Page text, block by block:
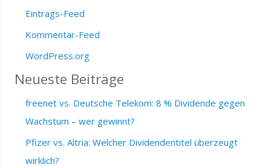
Eintrags-Feed
Kommentar-Feed
WordPress.org
Neueste Beiträge
freenet vs. Deutsche Telekom: 8 % Dividende gegen
Wachstum – wer gewinnt?
Pfizer vs. Altria: Welcher Dividendentitel überzeugt
wirklich?